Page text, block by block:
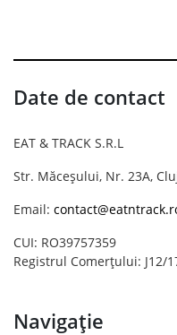
Date de contact
EAT & TRACK S.R.L
Str. Măceșului, Nr. 23A,
Email:
CUI: RO39757359
Registrul Comerțului: J12/
Navigație